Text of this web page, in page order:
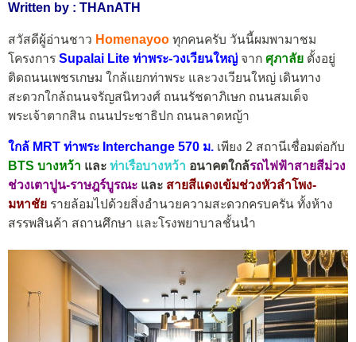
Written by : THAnATH
สวัสดีผู้อ่านชาว Homenayoo ทุกคนครับ วันนี้ผมพามาชม
โครงการ Supalai Lite ท่าพระ-วงเวียนใหญ่ จาก ศุภาลัย ตั้งอยู่
ติดถนนเพชรเกษม ใกล้แยกท่าพระ และวงเวียนใหญ่ เดินทาง
สะดวกใกล้ถนนจรัญสนิทวงศ์ ถนนรัชดาภิเษก ถนนสมเด็จ
พระเจ้าตากสิน ถนนประชาธิปก ถนนลาดหญ้า
ใกล้ MRT ท่าพระ Interchange 570 ม. เพียง 2 สถานีเชื่อมต่อกับ
BTS บางหว้า และ ท่าเรือบางหว้า อนาคตใกล้รถไฟฟ้าสายสีม่วง
ช่วงเตาปูน-ราษฎร์บูรณะ และ สายสีแดงเข้มช่วงหัวลำโพง-
มหาชัย รายล้อมไปด้วยสิ่งอำนวยความสะดวกครบครัน ทั้งห้าง
สรรพสินค้า สถานศึกษา และโรงพยาบาลชั้นนำ